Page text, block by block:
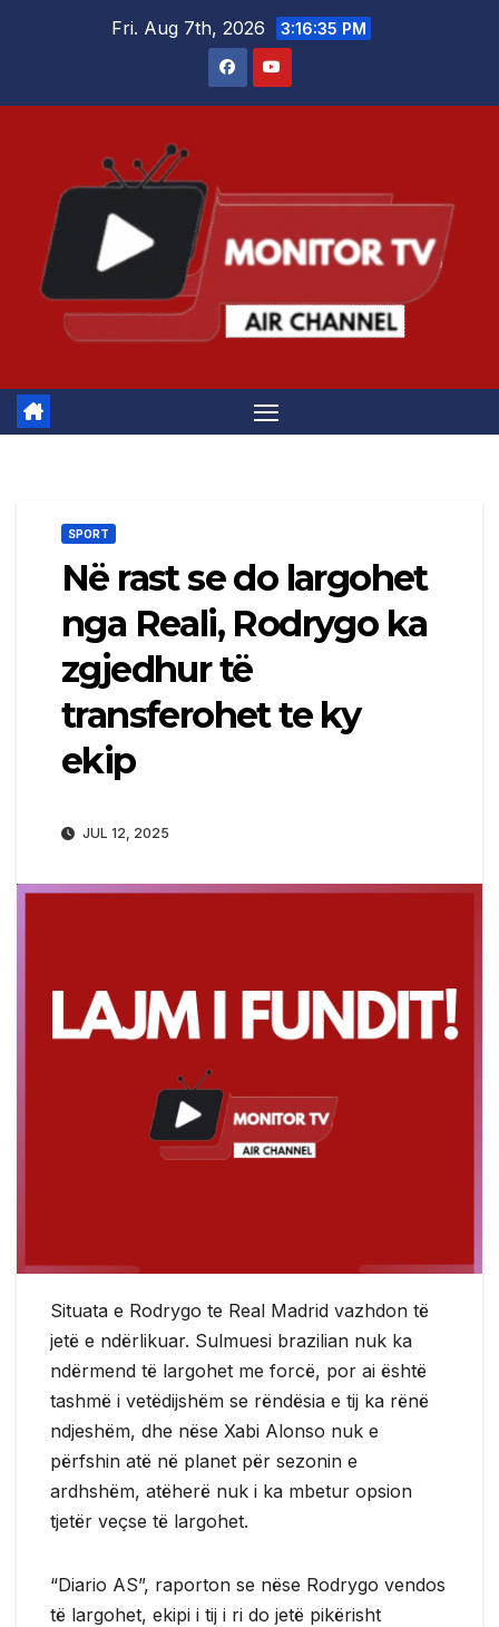
Fri. Aug 7th, 2026 3:16:35 PM
SPORT
Në rast se do largohet
nga Reali, Rodrygo ka
zgjedhur të
transferohet te ky
ekip
JUL 12, 2025
Situata e Rodrygo te Real Madrid vazhdon të
jetë e ndërlikuar. Sulmuesi brazilian nuk ka
ndërmend të largohet me forcë, por ai është
tashmë i vetëdijshëm se rëndësia e tij ka rënë
ndjeshëm, dhe nëse Xabi Alonso nuk e
përfshin atë në planet për sezonin e
ardhshëm, atëherë nuk i ka mbetur opsion
tjetër veçse të largohet.
“Diario AS”, raporton se nëse Rodrygo vendos
të largohet, ekipi i tij i ri do jetë pikërisht